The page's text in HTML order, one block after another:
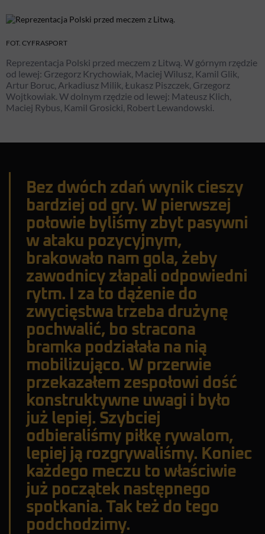
FOT. CYFRASPORT
Reprezentacja Polski przed meczem z Litwą. W górnym rzędzie
od lewej: Grzegorz Krychowiak, Maciej Wilusz, Kamil Glik,
Artur Boruc, Arkadiusz Milik, Łukasz Piszczek, Grzegorz
Wojtkowiak. W dolnym rzędzie od lewej: Mateusz Klich,
Maciej Rybus, Kamil Grosicki, Robert Lewandowski.
Bez dwóch zdań wynik cieszy
bardziej od gry. W pierwszej
połowie byliśmy zbyt pasywni
w ataku pozycyjnym,
brakowało nam gola, żeby
zawodnicy złapali odpowiedni
rytm. I za to dążenie do
zwycięstwa trzeba drużynę
pochwalić, bo stracona
bramka podziałała na nią
mobilizująco. W przerwie
przekazałem zespołowi dość
konstruktywne uwagi i było
już lepiej. Szybciej
odbieraliśmy piłkę rywalom,
lepiej ją rozgrywaliśmy. Koniec
każdego meczu to właściwie
już początek następnego
spotkania. Tak też do tego
podchodzimy.